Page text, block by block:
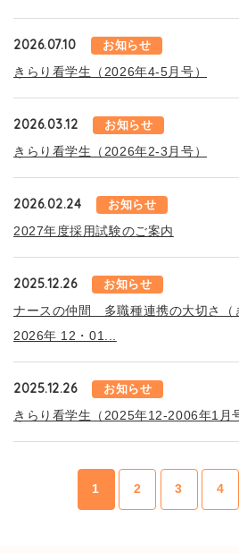
2026.07.10 お知らせ
きらり看学生（2026年4-5月号）
2026.03.12 お知らせ
きらり看学生（2026年2-3月号）
2026.02.24 お知らせ
2027年度採用試験のご案内
2025.12.26 お知らせ
ナースの仲間 多職種連携の大切さ（
2026年 12・01...
2025.12.26 お知らせ
きらり看学生（2025年12-2006年1月
1 2 3 4